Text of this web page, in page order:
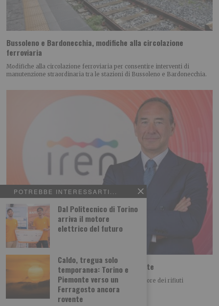
POTREBBE INTERESSARTI...
Dal Politecnico di Torino
arriva il motore
elettrico del futuro
Caldo, tregua solo
temporanea: Torino e
Piemonte verso un
Ferragosto ancora
rovente
Bussoleno e Bardonecchia, modifiche alla circolazione
ferroviaria
Modifiche alla circolazione ferroviaria per consentire interventi di
manutenzione straordinaria tra le stazioni di Bussoleno e Bardonecchia.
Iren Ambiente acquista il 66% di ETAmbiente
Iren Ambiente consolida il posizionamento nel settore dei rifiuti
acquistando il 66% di ETAmbiente società attiva